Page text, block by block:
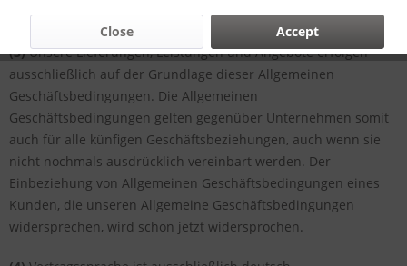
haben.
(3)Unsere Lieferungen, Leistungen und Angebote erfolgen
ausschließlich auf der Grundlage dieser Allgemeinen
Geschäftsbedingungen. Die Allgemeinen
Geschäftsbedingungen gelten gegenüber Unternehmen somit
auch für alle künfigen Geschäftsbeziehungen, auch wenn sie
nicht nochmals ausdrücklich vereinbart werden. Der
Einbeziehung von Allgemeinen Geschäftsbedingungen eines
Kunden, die unseren Allgemeine Geschäftsbedingungen
widersprechen, wird schon jetzt widersprochen.
Accept
Close